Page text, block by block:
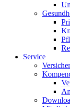
Service